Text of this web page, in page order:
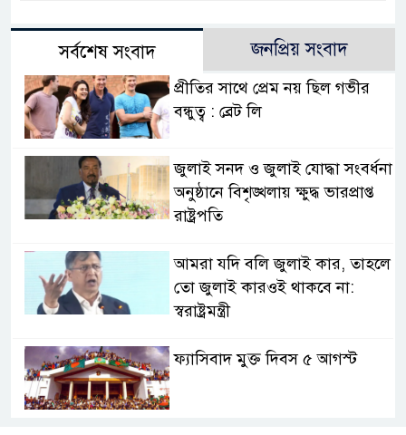
সর্বশেষ সংবাদ জনপ্রিয় সংবাদ
প্রীতির সাথে প্রেম নয় ছিল গভীর
বন্ধুত্ব : ব্রেট লি
জুলাই সনদ ও জুলাই যোদ্ধা সংবর্ধনা
অনুষ্ঠানে বিশৃঙ্খলায় ক্ষুদ্ধ ভারপ্রাপ্ত
রাষ্ট্রপতি
আমরা যদি বলি জুলাই কার, তাহলে
তো জুলাই কারওই থাকবে না:
স্বরাষ্ট্রমন্ত্রী
ফ্যাসিবাদ মুক্ত দিবস ৫ আগস্ট